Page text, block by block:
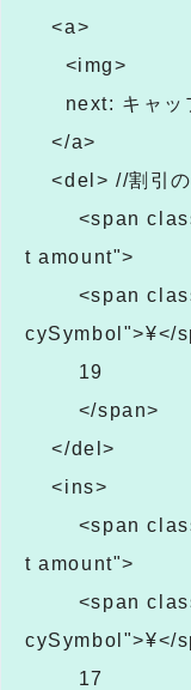
<a>
<img>
next: キャッ
</a>
<del> //割引の
<span
t amount">
<span
cySymbol">¥</
19
</span>
</del>
<ins>
<span
t amount">
<span
cySymbol">¥</
17